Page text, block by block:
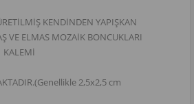
KENDİNDEN YAPIŞKAN
VE ELMAS MOZAİK BONCUKLARI
KALEMİ
2,5x2,5 cm